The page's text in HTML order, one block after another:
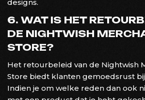
designs.
6. WAT IS HET
DE NIGHTWISH
STORE?
Het retourbeleid van de Nightwish
Store biedt klanten gemoedsrust
Indien je om welke reden dan ook